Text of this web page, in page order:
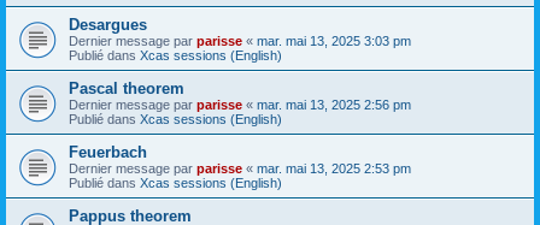
Desargues
Dernier message par parisse « mar. mai 13, 2025 3:03 pm
Publié dans Xcas sessions (English)
Pascal theorem
Dernier message par parisse « mar. mai 13, 2025 2:56 pm
Publié dans Xcas sessions (English)
Feuerbach
Dernier message par parisse « mar. mai 13, 2025 2:53 pm
Publié dans Xcas sessions (English)
Pappus theorem